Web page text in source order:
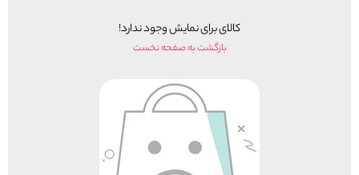
کالای برای نمایش وجود ندارد!
بازگشت به صفحه نخست